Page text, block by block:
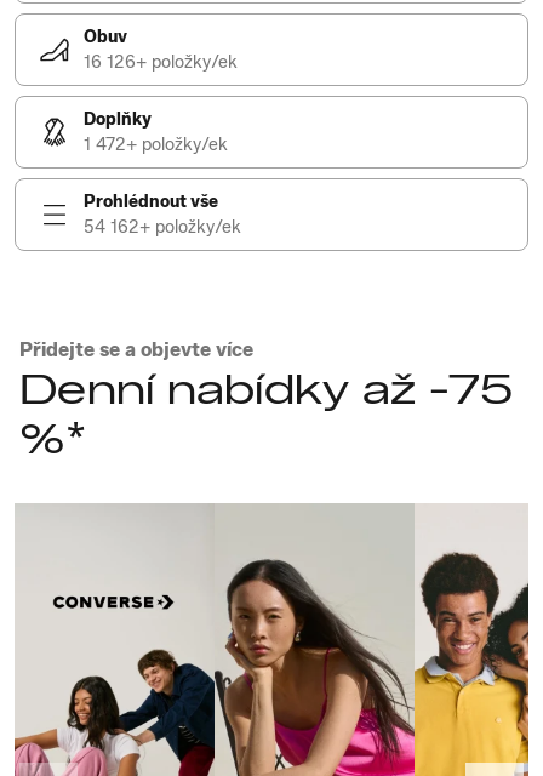
Obuv
16 126+ položky/ek
Doplňky
1 472+ položky/ek
Prohlédnout vše
54 162+ položky/ek
Přidejte se a objevte více
Denní nabídky až -75
%*